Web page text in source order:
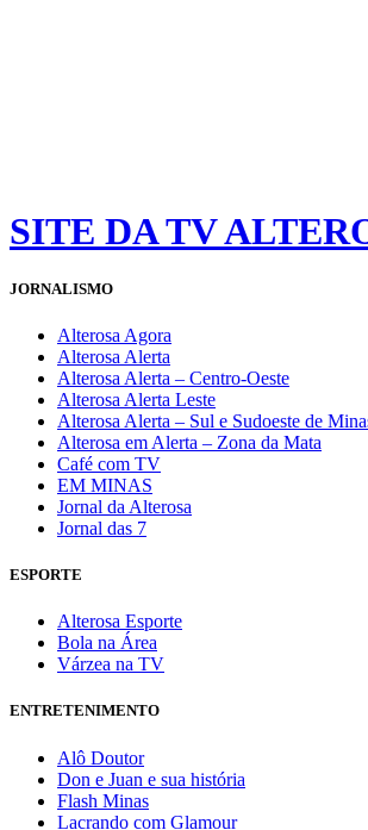
SITE DA TV
JORNALISMO
Alterosa Agora
Alterosa Alerta
Alterosa Alerta – Centro-Oeste
Alterosa Alerta Leste
Alterosa Alerta – Sul e Sudoeste de
Alterosa em Alerta – Zona da Mata
Café com TV
EM MINAS
Jornal da Alterosa
Jornal das 7
ESPORTE
Alterosa Esporte
Bola na Área
Várzea na TV
ENTRETENIMENTO
Alô Doutor
Don e Juan e sua história
Flash Minas
Lacrando com Glamour